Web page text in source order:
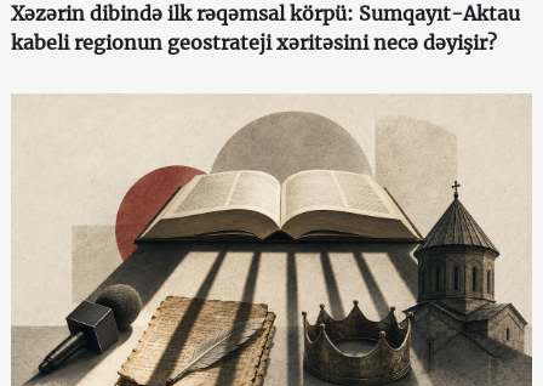
Xəzərin dibində ilk rəqəmsal körpü: Sumqayıt-Aktau
kabeli regionun geostrateji xəritəsini necə dəyişir?